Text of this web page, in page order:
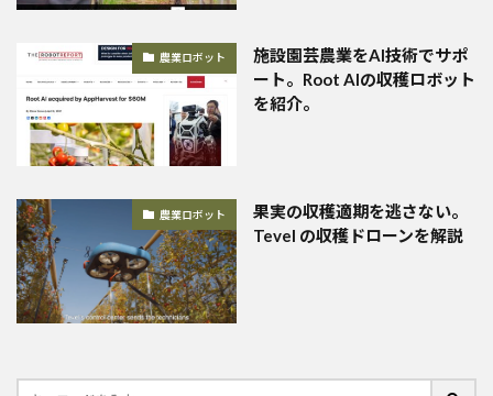
農業ロボット
施設園芸農業をAI技術でサポ
ート。Root AIの収穫ロボット
を紹介。
農業ロボット
果実の収穫適期を逃さない。
Tevel の収穫ドローンを解説